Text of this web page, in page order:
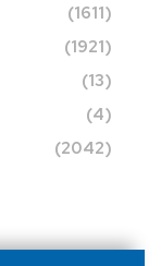
(1611)
(1921)
(13)
(4)
(2042)